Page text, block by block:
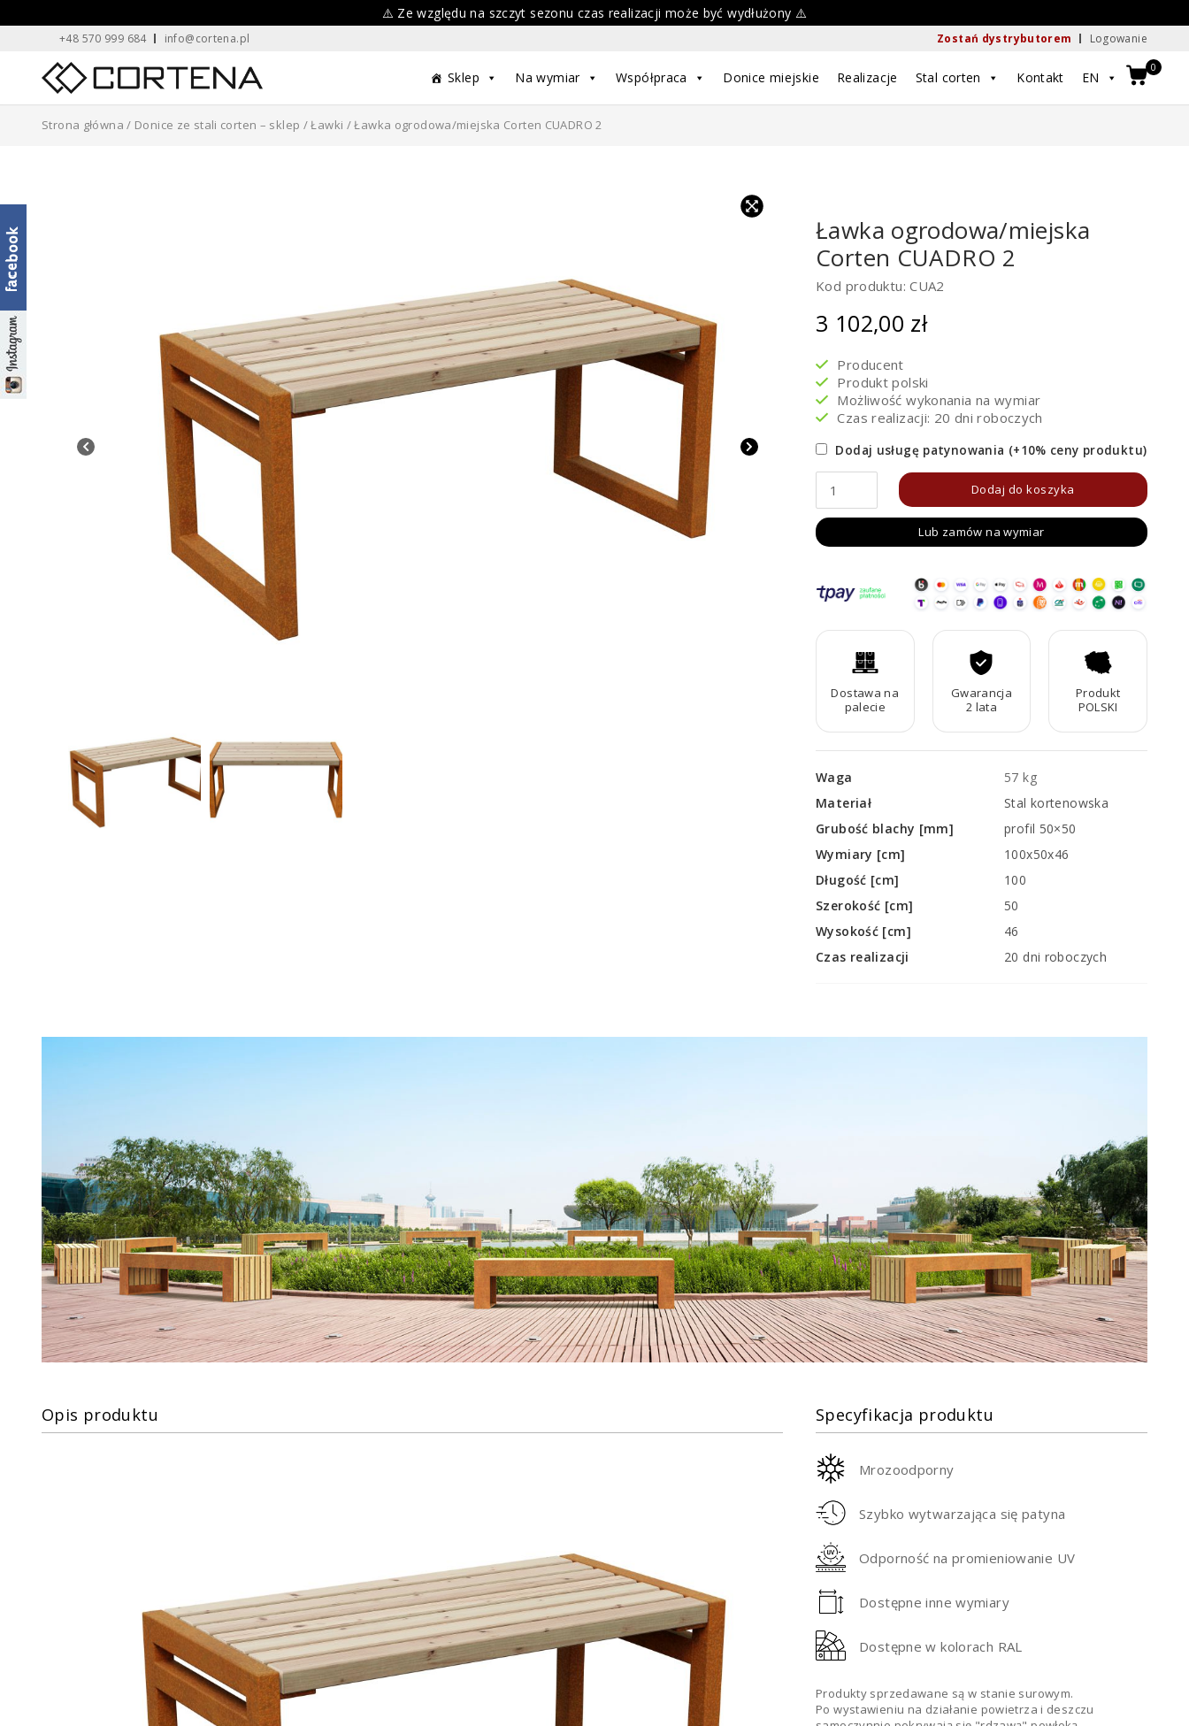
content
⚠️ Ze względu na szczyt sezonu czas realizacji może być wydłużony ⚠️
+48 570 999 684 info@cortena.pl Zostań dystrybutorem Logowanie
Home Sklep Na wymiar Współpraca Donice miejskie Realizacje Stal corten Kontakt EN
0
Strona główna / Donice ze stali corten – sklep /Ławki / Ławka ogrodowa/miejska Corten CUADRO 2
Ławka ogrodowa/miejska
Corten CUADRO 2
Kod produktu: CUA2
3 102,00 zł
Producent
Produkt polski
Możliwość wykonania na wymiar
Czas realizacji: 20 dni roboczych
Dodaj usługę patynowania (+10% ceny produktu)
ilość
Ławka
ogrodowa/miejska
CUADRO
Dodaj do koszyka
Lub zamów na wymiar
Dostawa na
palecie
Gwarancja
2 lata
Produkt
POLSKI
Waga
57 kg
Materiał
Stal kortenowska
Grubość blachy [mm]
profil 50×50
Wymiary [cm]
100x50x46
Długość [cm]
100
Szerokość [cm]
50
Wysokość [cm]
46
Czas realizacji
20 dni roboczych
Opis produktu Specyfikacja produktu
Mrozoodporny
Szybko wytwarzająca się patyna
Odporność na promieniowanie UV
Dostępne inne wymiary
Dostępne w kolorach RAL
Produkty sprzedawane są w stanie surowym.
Po wystawieniu na działanie powietrza i deszczu